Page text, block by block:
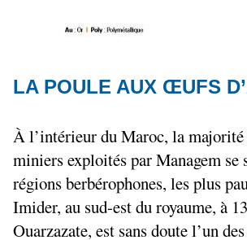
LA POULE AUX ŒUFS
À l’intérieur du Maroc, la majorité
miniers exploités par Managem se
régions berbérophones, les plus
Imider, au sud-est du royaume, à
Ouarzazate, est sans doute l’un